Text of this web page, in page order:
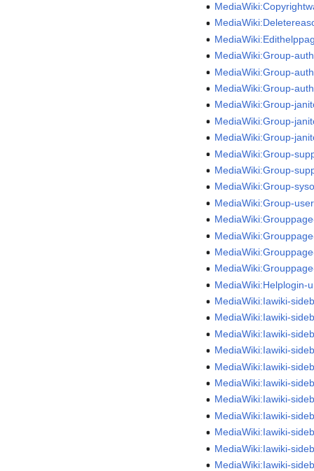
MediaWiki:Group-
MediaWiki:Group-
MediaWiki:Group-
MediaWiki:Group-
MediaWiki:Group-
MediaWiki:Group-
MediaWiki:Group-
MediaWiki:Group-
MediaWiki:Group-
MediaWiki:Group-
MediaWiki:Helplogin-
MediaWiki:Iawiki-
MediaWiki:Iawiki-
MediaWiki:Iawiki-
MediaWiki:Iawiki-
MediaWiki:Iawiki-
MediaWiki:Iawiki-
MediaWiki:Iawiki-
MediaWiki:Iawiki-
MediaWiki:Iawiki-
MediaWiki:Iawiki-
MediaWiki:Iawiki-